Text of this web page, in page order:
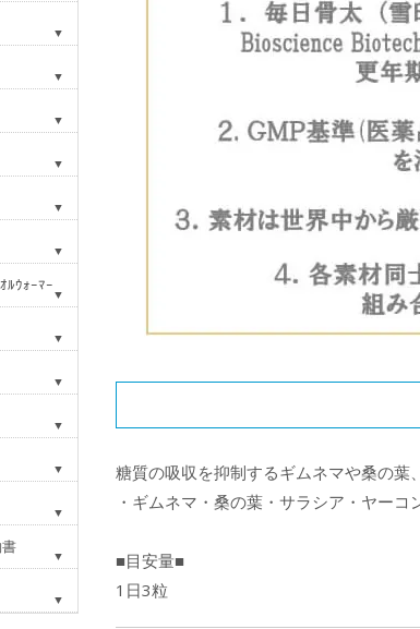
糖質の吸収を抑制するギムネマや桑の
・ギムネマ・桑の葉・サラシア・ヤー
■目安量■
1日3粒
ﾙｳｫｰﾏｰ